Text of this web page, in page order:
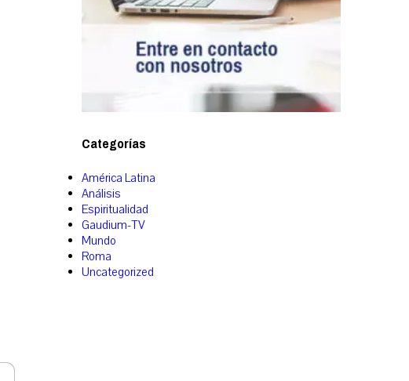
Categorías
América Latina
Análisis
Espiritualidad
Gaudium-TV
Mundo
Roma
Uncategorized